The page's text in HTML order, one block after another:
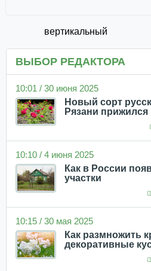
вертикальный
ВЫБОР РЕДАКТОРА
10:01 / 30 июня 2025
Новый сорт
Рязани прижился
10:10 / 4 июня 2025
Как в России
участки
10:15 / 30 мая 2025
Как размножить
декоративные